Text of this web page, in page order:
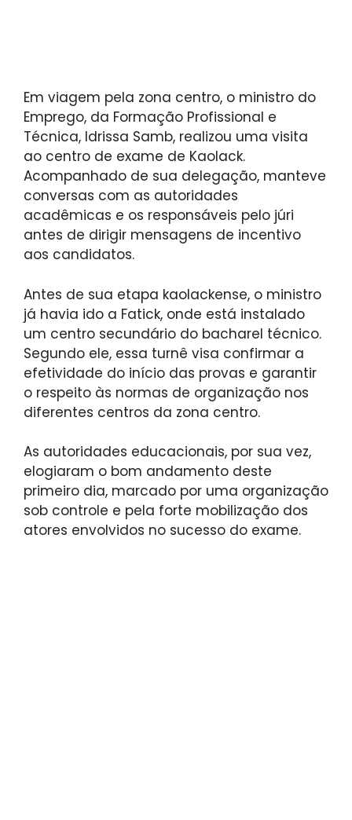
Em viagem pela zona centro, o ministro do
Emprego, da Formação Profissional e
Técnica, Idrissa Samb, realizou uma visita
ao centro de exame de Kaolack.
Acompanhado de sua delegação, manteve
conversas com as autoridades
acadêmicas e os responsáveis pelo júri
antes de dirigir mensagens de incentivo
aos candidatos.
Antes de sua etapa kaolackense, o ministro
já havia ido a Fatick, onde está instalado
um centro secundário do bacharel técnico.
Segundo ele, essa turnê visa confirmar a
efetividade do início das provas e garantir
o respeito às normas de organização nos
diferentes centros da zona centro.
As autoridades educacionais, por sua vez,
elogiaram o bom andamento deste
primeiro dia, marcado por uma organização
sob controle e pela forte mobilização dos
atores envolvidos no sucesso do exame.